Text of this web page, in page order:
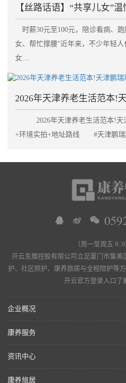
时薪30元至100元，陪诊看病、
女、帮忙撑腰”近年来，不少年轻
女....
2026年天津养老生活范本!天
+环境实拍+地址路线 #天津鹏瑞
（周一至周五
开云发展控股有限公司立足厦门市集
护、社区照护、康养旅居与全程陪护等
开云官方登录入口了
企业概况
康养服务
资讯中心
康养旅居